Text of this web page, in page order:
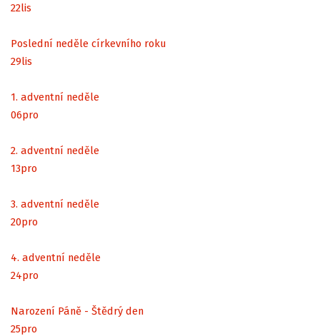
22lis
Poslední neděle církevního roku
29lis
1. adventní neděle
06pro
2. adventní neděle
13pro
3. adventní neděle
20pro
4. adventní neděle
24pro
Narození Páně - Štědrý den
25pro